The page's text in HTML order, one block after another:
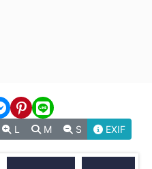
L M S EXIF